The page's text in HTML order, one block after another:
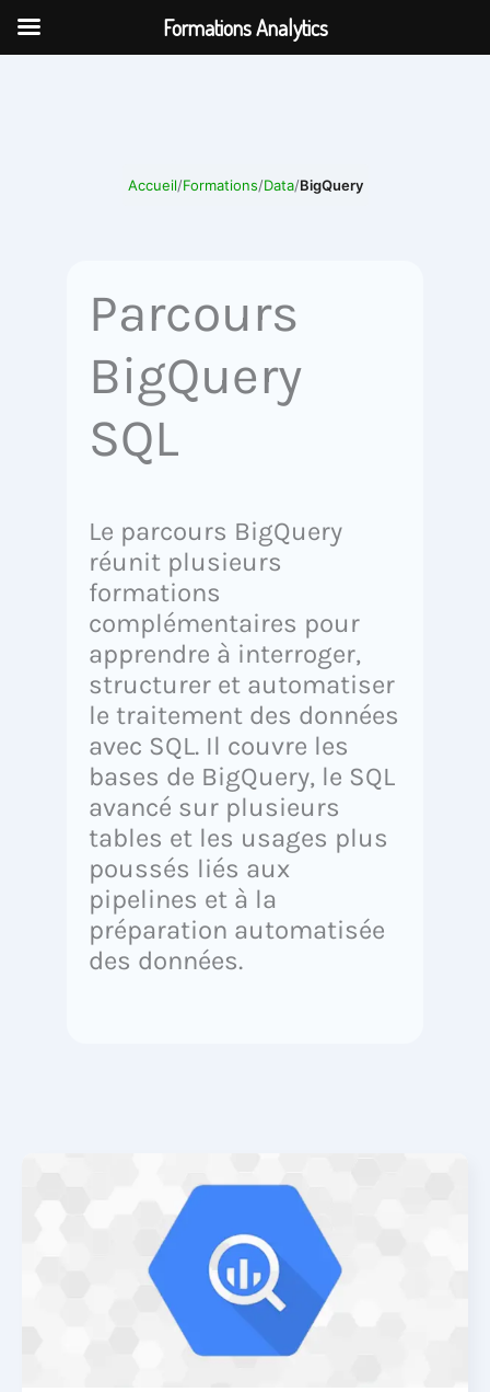
Aller
Accueil/Formations/Data/BigQuery
Parcours
BigQuery
SQL
Le parcours BigQuery
réunit plusieurs
formations
complémentaires pour
apprendre à interroger,
structurer et automatiser
le traitement des données
avec SQL. Il couvre les
bases de BigQuery, le SQL
avancé sur plusieurs
tables et les usages plus
poussés liés aux
pipelines et à la
préparation automatisée
des données.
Formations Analytics